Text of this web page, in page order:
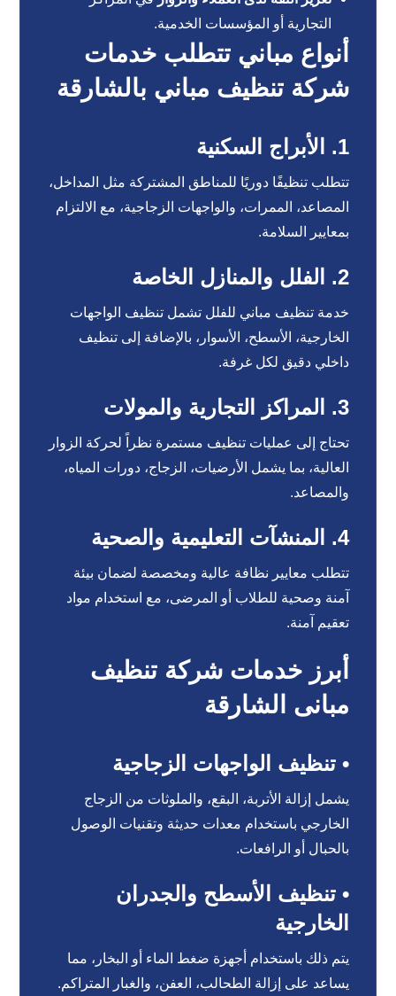
التجارية أو المؤسسات الخدمية.
أنواع مباني تتطلب خدمات
شركة تنظيف مباني بالشارقة
1. الأبراج السكنية
تتطلب تنظيفًا دوريًا للمناطق المشتركة مثل المداخل،
المصاعد، الممرات، والواجهات الزجاجية، مع الالتزام
بمعايير السلامة.
2. الفلل والمنازل الخاصة
خدمة تنظيف مباني للفلل تشمل تنظيف الواجهات
الخارجية، الأسطح، الأسوار، بالإضافة إلى تنظيف
داخلي دقيق لكل غرفة.
3. المراكز التجارية والمولات
تحتاج إلى عمليات تنظيف مستمرة نظراً لحركة الزوار
العالية، بما يشمل الأرضيات، الزجاج، دورات المياه،
والمصاعد.
4. المنشآت التعليمية والصحية
تتطلب معايير نظافة عالية ومخصصة لضمان بيئة
آمنة وصحية للطلاب أو المرضى، مع استخدام مواد
تعقيم آمنة.
أبرز خدمات شركة تنظيف
مبانى الشارقة
• تنظيف الواجهات الزجاجية
يشمل إزالة الأتربة، البقع، والملوثات من الزجاج
الخارجي باستخدام معدات حديثة وتقنيات الوصول
بالحبال أو الرافعات.
• تنظيف الأسطح والجدران
الخارجية
يتم ذلك باستخدام أجهزة ضغط الماء أو البخار، مما
يساعد على إزالة الطحالب، العفن، والغبار المتراكم.